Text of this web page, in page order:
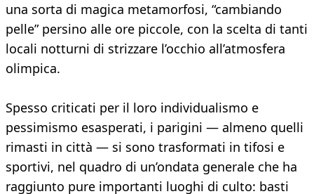
una sorta di magica metamorfosi, “cambiando
pelle” persino alle ore piccole, con la scelta di tanti
locali notturni di strizzare l’occhio all’atmosfera
olimpica.
Spesso criticati per il loro individualismo e
pessimismo esasperati, i parigini — almeno quelli
rimasti in città — si sono trasformati in tifosi e
sportivi, nel quadro di un’ondata generale che ha
raggiunto pure importanti luoghi di culto: basti